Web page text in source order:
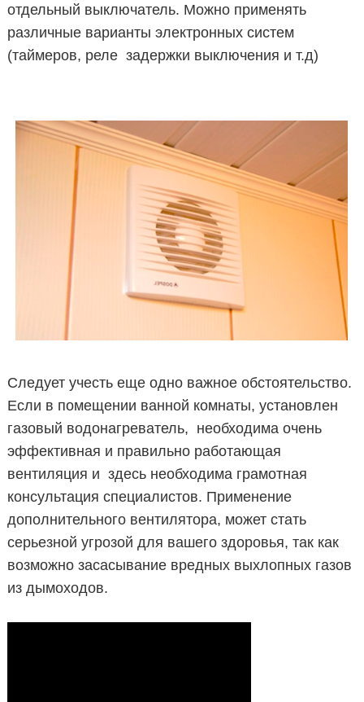
отдельный выключатель. Можно применять
различные варианты электронных систем
(таймеров, реле задержки выключения и т.д)
Следует учесть еще одно важное обстоятельство.
Если в помещении ванной комнаты, установлен
газовый водонагреватель, необходима очень
эффективная и правильно работающая
вентиляция и здесь необходима грамотная
консультация специалистов. Применение
дополнительного вентилятора, может стать
серьезной угрозой для вашего здоровья, так как
возможно засасывание вредных выхлопных газов
из дымоходов.